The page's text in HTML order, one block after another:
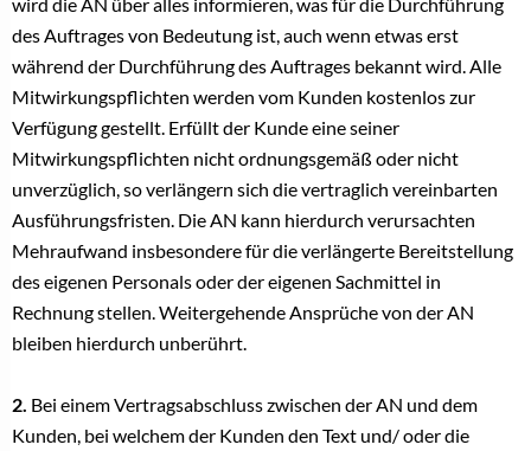
des Auftrages von Bedeutung ist, auch wenn etwas erst
während der Durchführung des Auftrages bekannt wird. Alle
Mitwirkungspflichten werden vom Kunden kostenlos zur
Verfügung gestellt. Erfüllt der Kunde eine seiner
Mitwirkungspflichten nicht ordnungsgemäß oder nicht
unverzüglich, so verlängern sich die vertraglich vereinbarten
Ausführungsfristen. Die AN kann hierdurch verursachten
Mehraufwand insbesondere für die verlängerte Bereitstellung
des eigenen Personals oder der eigenen Sachmittel in
Rechnung stellen. Weitergehende Ansprüche von der AN
bleiben hierdurch unberührt.
2. Bei einem Vertragsabschluss zwischen der AN und dem
Kunden, bei welchem der Kunden den Text und/ oder die